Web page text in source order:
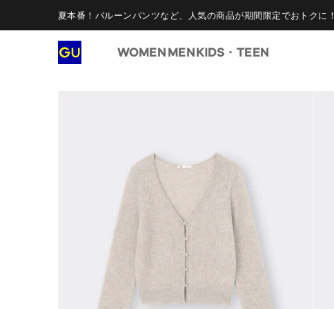
夏本番！バルーンパンツなど、人気の商品が期間限定でおトクに！
WOMEN MENKIDS・TEEN